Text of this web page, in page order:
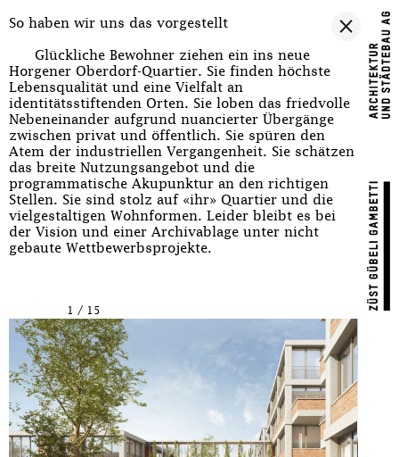
So haben wir uns das vorgestellt
Glückliche Bewohner ziehen ein ins neue
Horgener Oberdorf-Quartier. Sie finden höchste
Lebensqualität und eine Vielfalt an
identitätsstiftenden Orten. Sie loben das friedvolle
Nebeneinander aufgrund nuancierter Übergänge
zwischen privat und öffentlich. Sie spüren den
Atem der industriellen Vergangenheit. Sie schätzen
das breite Nutzungsangebot und die
programmatische Akupunktur an den richtigen
Stellen. Sie sind stolz auf «ihr» Quartier und die
vielgestaltigen Wohnformen. Leider bleibt es bei
der Vision und einer Archivablage unter nicht
gebaute Wettbewerbsprojekte.
1 / 15